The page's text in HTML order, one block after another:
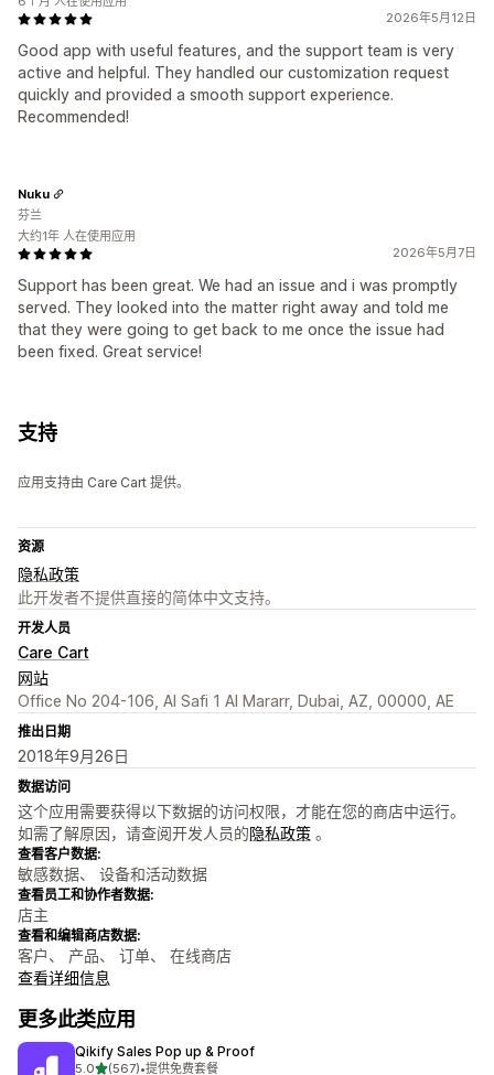
2026年5月12日
Good app with useful features, and the support team is very
active and helpful. They handled our customization request
quickly and provided a smooth support experience.
Recommended!
2026年5月7日
Support has been great. We had an issue and i was promptly
served. They looked into the matter right away and told me
that they were going to get back to me once the issue had
been fixed. Great service!
Nuku
芬兰
大约1年 人在使用应用
支持
应用支持由 Care Cart 提供。
资源
隐私政策
此开发者不提供直接的简体中文支持。
开发人员
Care Cart
网站
Office No 204-106, Al Safi 1 Al Mararr, Dubai, AZ, 00000, AE
推出日期
2018年9月26日
数据访问
这个应用需要获得以下数据的访问权限，才能在您的商店中运行。
如需了解原因，请查阅开发人员的隐私政策 。
查看客户数据:
敏感数据、 设备和活动数据
查看员工和协作者数据:
店主
查看和编辑商店数据:
客户、 产品、 订单、 在线商店
查看详细信息
更多此类应用
Qikify Sales Pop up & Proof
5.0星（满分 5 星）
(567)•提供免费套餐